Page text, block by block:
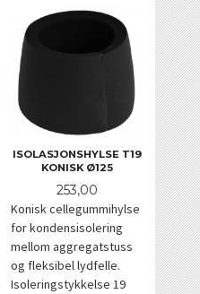
ISOLASJONSHYLSE T19
KONISK Ø125
Pris
253,00
Konisk cellegummihylse
for kondensisolering
mellom aggregatstuss
og fleksibel lydfelle.
Isoleringstykkelse 19